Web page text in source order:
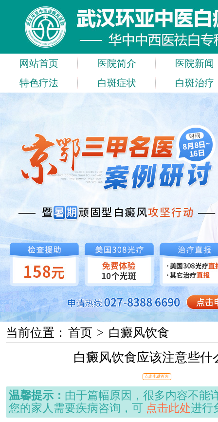
网站首页 医院简介
医院新闻
特色疗法
白斑症状 白斑治疗
当前位置： 首页 > 白癜风饮食
白癜风饮食应该注意些什
点击电话咨询
温馨提示： 由于篇幅原因，很多内容不能
您的家人需要疾病咨询，可 点击此处进行